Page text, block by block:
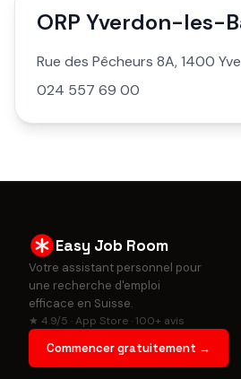
ORP Yverdon-les-
Rue des Pêcheurs 8A, 1400
024 557 69 00
Easy Job Room
Votre assistant personnel pour
une recherche d'emploi
efficace en Suisse.
★ 4.9/5 · App Store · 100+ avis
Commencer gratuitement →